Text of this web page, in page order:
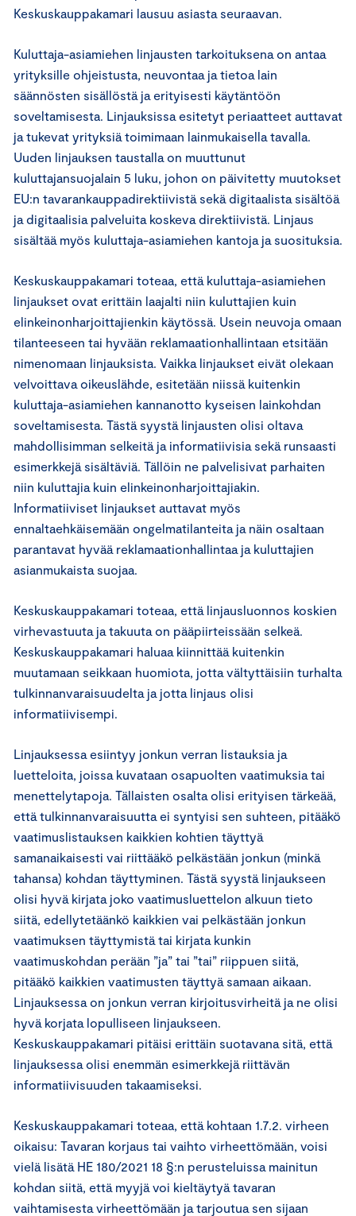
Keskuskauppakamari lausuu asiasta seuraavan.
Kuluttaja-asiamiehen linjausten tarkoituksena on antaa
yrityksille ohjeistusta, neuvontaa ja tietoa lain
säännösten sisällöstä ja erityisesti käytäntöön
soveltamisesta. Linjauksissa esitetyt periaatteet auttavat
ja tukevat yrityksiä toimimaan lainmukaisella tavalla.
Uuden linjauksen taustalla on muuttunut
kuluttajansuojalain 5 luku, johon on päivitetty muutokset
EU:n tavarankauppadirektiivistä sekä digitaalista sisältöä
ja digitaalisia palveluita koskeva direktiivistä. Linjaus
sisältää myös kuluttaja-asiamiehen kantoja ja suosituksia.
Keskuskauppakamari toteaa, että kuluttaja-asiamiehen
linjaukset ovat erittäin laajalti niin kuluttajien kuin
elinkeinonharjoittajienkin käytössä. Usein neuvoja omaan
tilanteeseen tai hyvään reklamaationhallintaan etsitään
nimenomaan linjauksista. Vaikka linjaukset eivät olekaan
velvoittava oikeuslähde, esitetään niissä kuitenkin
kuluttaja-asiamiehen kannanotto kyseisen lainkohdan
soveltamisesta. Tästä syystä linjausten olisi oltava
mahdollisimman selkeitä ja informatiivisia sekä runsaasti
esimerkkejä sisältäviä. Tällöin ne palvelisivat parhaiten
niin kuluttajia kuin elinkeinonharjoittajiakin.
Informatiiviset linjaukset auttavat myös
ennaltaehkäisemään ongelmatilanteita ja näin osaltaan
parantavat hyvää reklamaationhallintaa ja kuluttajien
asianmukaista suojaa.
Keskuskauppakamari toteaa, että linjausluonnos koskien
virhevastuuta ja takuuta on pääpiirteissään selkeä.
Keskuskauppakamari haluaa kiinnittää kuitenkin
muutamaan seikkaan huomiota, jotta vältyttäisiin turhalta
tulkinnanvaraisuudelta ja jotta linjaus olisi
informatiivisempi.
Linjauksessa esiintyy jonkun verran listauksia ja
luetteloita, joissa kuvataan osapuolten vaatimuksia tai
menettelytapoja. Tällaisten osalta olisi erityisen tärkeää,
että tulkinnanvaraisuutta ei syntyisi sen suhteen, pitääkö
vaatimuslistauksen kaikkien kohtien täyttyä
samanaikaisesti vai riittääkö pelkästään jonkun (minkä
tahansa) kohdan täyttyminen. Tästä syystä linjaukseen
olisi hyvä kirjata joko vaatimusluettelon alkuun tieto
siitä, edellytetäänkö kaikkien vai pelkästään jonkun
vaatimuksen täyttymistä tai kirjata kunkin
vaatimuskohdan perään ”ja” tai ”tai” riippuen siitä,
pitääkö kaikkien vaatimusten täyttyä samaan aikaan.
Linjauksessa on jonkun verran kirjoitusvirheitä ja ne olisi
hyvä korjata lopulliseen linjaukseen.
Keskuskauppakamari pitäisi erittäin suotavana sitä, että
linjauksessa olisi enemmän esimerkkejä riittävän
informatiivisuuden takaamiseksi.
Keskuskauppakamari toteaa, että kohtaan 1.7.2. vir­heen
oi­kai­su: Ta­va­ran kor­jaus tai vaih­to vir­heet­tö­mään, voisi
vielä lisätä HE 180/2021 18 §:n perusteluissa mainitun
kohdan siitä, että myyjä voi kieltäytyä tavaran
vaihtamisesta virheettömään ja tarjoutua sen sijaan